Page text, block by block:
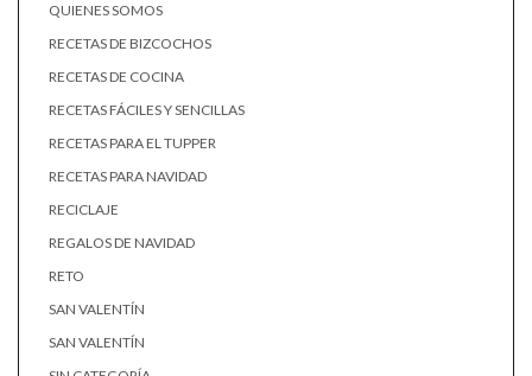
QUIENES SOMOS
RECETAS DE BIZCOCHOS
RECETAS DE COCINA
RECETAS FÁCILES Y SENCILLAS
RECETAS PARA EL TUPPER
RECETAS PARA NAVIDAD
RECICLAJE
REGALOS DE NAVIDAD
RETO
SAN VALENTÍN
SAN VALENTÍN